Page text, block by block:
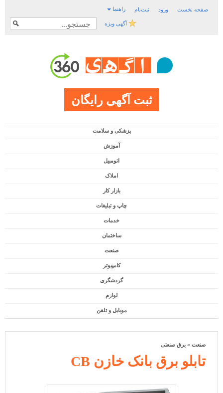
صفحه نخست ورود ثبت‌نام راهنما
آگهی ویژه
ثبت آگهی رایگان
پزشکی و سلامت
آموزش
اتومبیل
املاک
بازار کار
چاپ و تبلیغات
خدمات
ساختمان
صنعت
کامپیوتر
گردشگری
لوازم
موبایل و تلفن
صنعت » برق صنعتی
تابلو برق بانک خازن CB